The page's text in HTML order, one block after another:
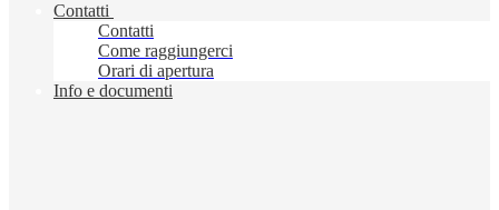
Contatti
Contatti
Come raggiungerci
Orari di apertura
Info e documenti